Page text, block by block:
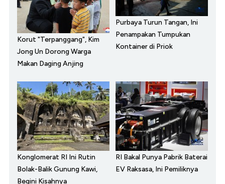
Korut "Terpanggang", Kim
Jong Un Dorong Warga
Makan Daging Anjing
Purbaya Turun Tangan, Ini
Penampakan Tumpukan
Kontainer di Priok
Konglomerat RI Ini Rutin
Bolak-Balik Gunung Kawi,
Begini Kisahnya
RI Bakal Punya Pabrik Baterai
EV Raksasa, Ini Pemiliknya